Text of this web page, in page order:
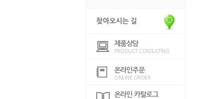
찾아오시는 길
제품상담
PRODUCT CONSULTING
온라인주문
ONLINE ORDER
온라인 카탈로그